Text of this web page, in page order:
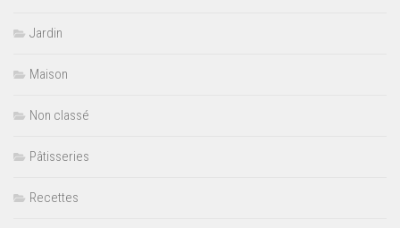
Jardin
Maison
Non classé
Pâtisseries
Recettes